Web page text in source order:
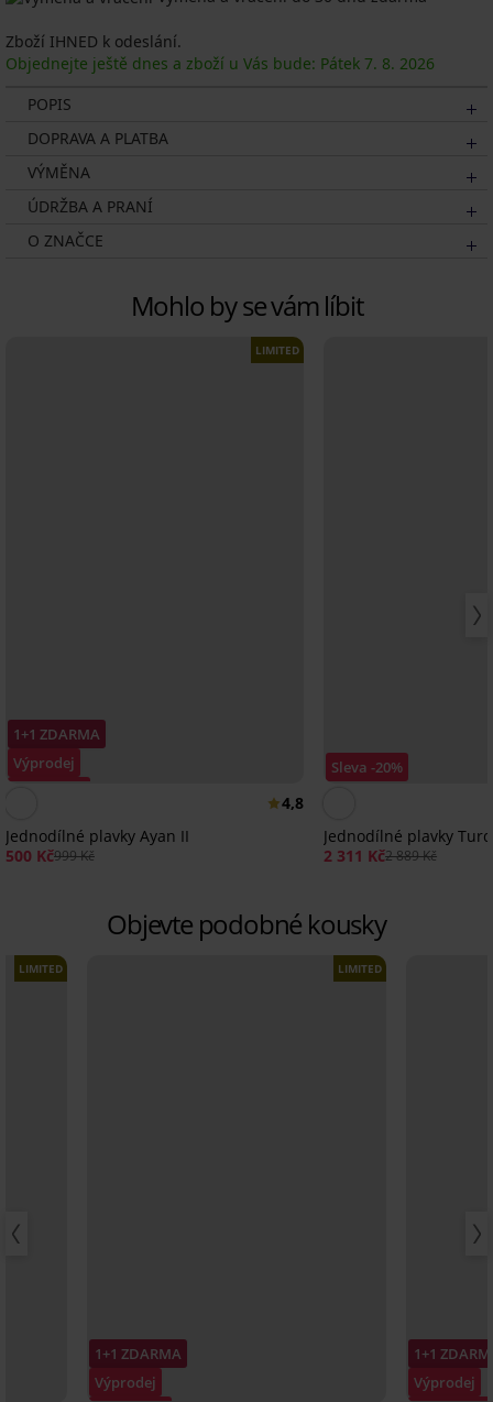
Zboží IHNED k odeslání.
Objednejte ještě dnes a zboží u Vás bude: Pátek 7. 8. 2026
POPIS
DOPRAVA A PLATBA
VÝMĚNA
ÚDRŽBA A PRANÍ
O ZNAČCE
Mohlo by se vám líbit
1+1 ZDARMA
Výprodej
LIMITED
4,8
Jednodílné plavky Ayan II
500 Kč999 Kč
Sleva -20%
Jednodílné plavky
2 311 Kč2 889 Kč
Objevte podobné kousky
LIMITED
1+1 ZDARMA
Výprodej
LIMITED
1+1
Výprodej